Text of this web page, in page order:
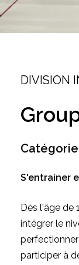
DIVISION
Catégorie
S'entrainer
Dès l'âge de
intégrer le
participer à